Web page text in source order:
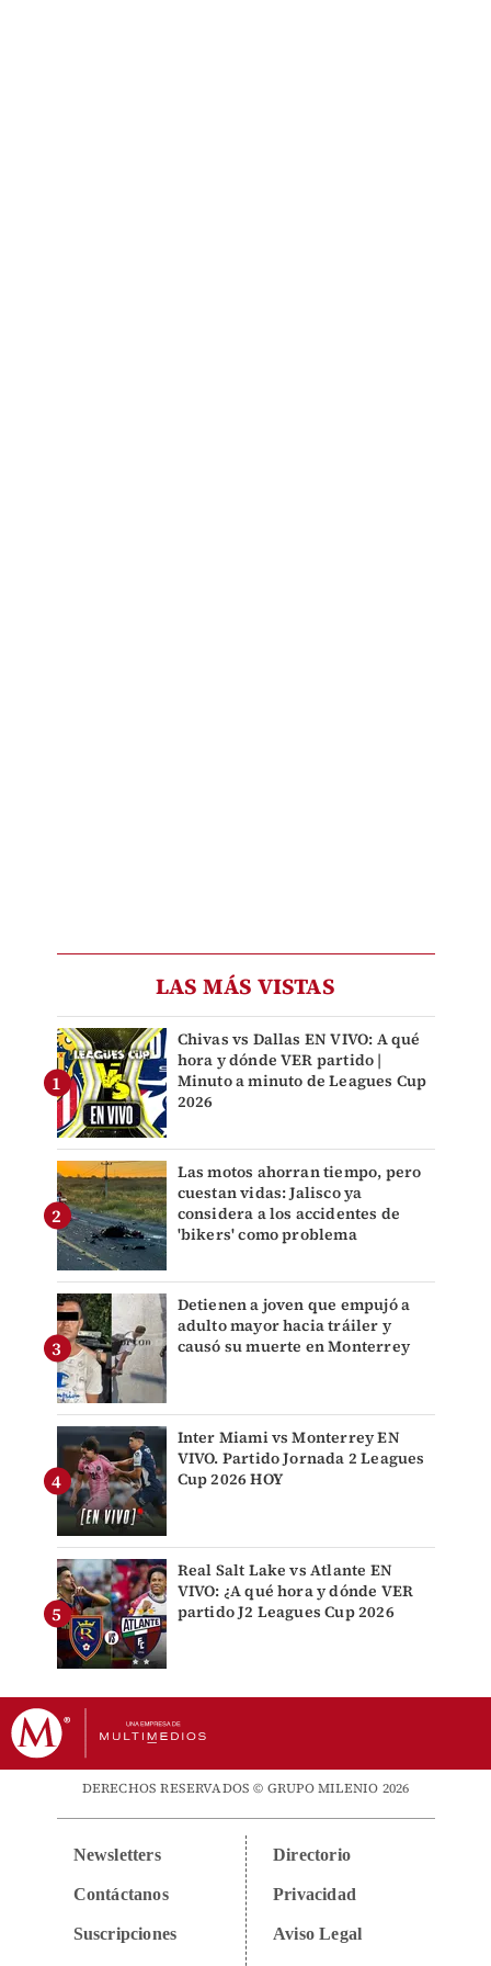
LAS MÁS VISTAS
Chivas vs Dallas EN VIVO: A qué
hora y dónde VER partido |
Minuto a minuto de Leagues Cup
2026
Las motos ahorran tiempo, pero
cuestan vidas: Jalisco ya
considera a los accidentes de
'bikers' como problema
Detienen a joven que empujó a
adulto mayor hacia tráiler y
causó su muerte en Monterrey
Inter Miami vs Monterrey EN
VIVO. Partido Jornada 2 Leagues
Cup 2026 HOY
Real Salt Lake vs Atlante EN
VIVO: ¿A qué hora y dónde VER
partido J2 Leagues Cup 2026
DERECHOS RESERVADOS © GRUPO MILENIO 2026
Newsletters
Contáctanos
Suscripciones
Directorio
Privacidad
Aviso Legal